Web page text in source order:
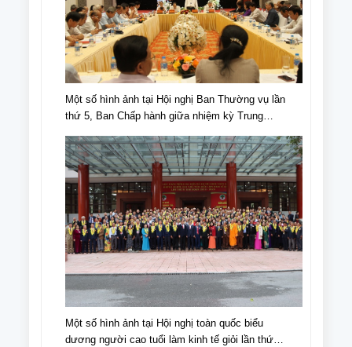
Một số hình ảnh tại Hội nghị Ban Thường vụ lần
thứ 5, Ban Chấp hành giữa nhiệm kỳ Trung
Một số hình ảnh tại Hội nghị toàn quốc biểu
dương người cao tuổi làm kinh tế giỏi lần thứ